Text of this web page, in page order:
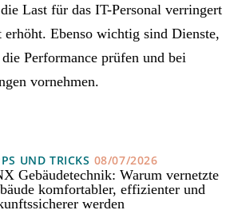
Last für das IT-Personal verringert
erhöht. Ebenso wichtig sind Dienste,
Performance prüfen und bei
vornehmen.
UND TRICKS 08/07/2026
Gebäudetechnik: Warum vernetzte
komfortabler, effizienter und
werden